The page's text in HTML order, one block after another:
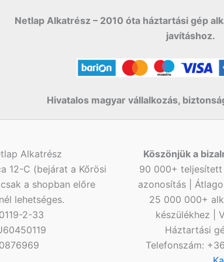
Netlap Alkatrész – 2010 óta háztartási gép
javításhoz.
Hivatalos magyar vállalkozás,
Alkatrész
12-C (bejárat a Kőrösi
a shopban előre
lehetséges.
2-33
Köszönjük a
90 000+ teljesített
azonosítás |
25 000 000+
készülékhez |
Háztartási
Telefonszám: